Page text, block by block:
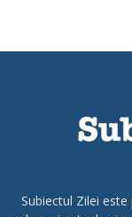
Subiectul Zilei